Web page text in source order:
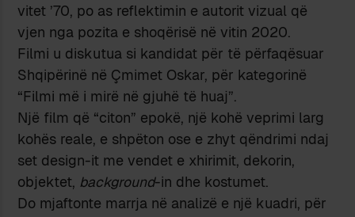
vitet ’70, po as reflektimin e autorit vizual që
vjen nga pozita e shoqërisë në vitin 2020.
Filmi u diskutua si kandidat për të përfaqësuar
Shqipërinë në Çmimet Oskar, për kategorinë
“Filmi më i mirë në gjuhë të huaj”.
Një film që “citon” epokë, një kohë veprimi larg
kohës reale, e shpëton ose e zhyt qëndrimi ndaj
set design-it me vendet e xhirimit, dekorin,
objektet, background-in dhe kostumet.
Do mjaftonte marrja në analizë e një kuadri, për